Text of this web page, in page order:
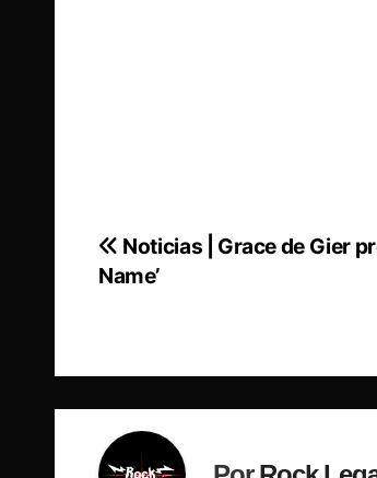
Navegación
de
Noticias | Grace de Gier
Name’